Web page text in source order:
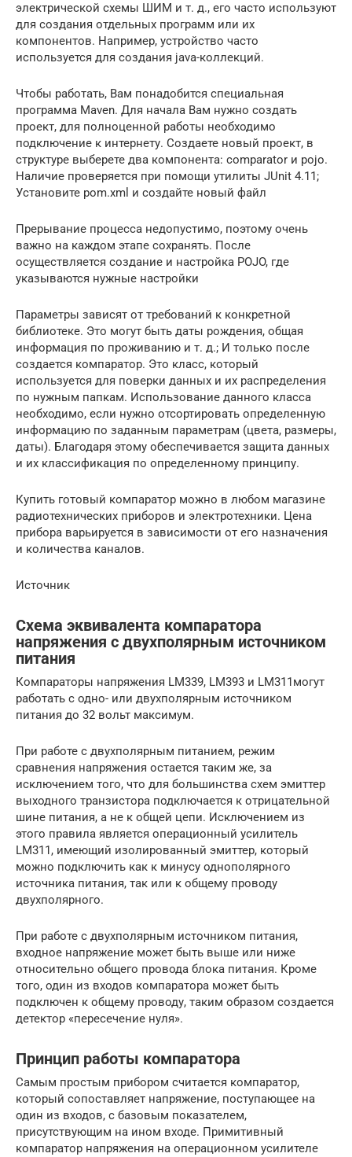
электрической схемы ШИМ и т. д., его часто используют
для создания отдельных программ или их
компонентов. Например, устройство часто
используется для создания java-коллекций.
Чтобы работать, Вам понадобится специальная
программа Maven. Для начала Вам нужно создать
проект, для полноценной работы необходимо
подключение к интернету. Создаете новый проект, в
структуре выберете два компонента: comparator и pojo.
Наличие проверяется при помощи утилиты JUnit 4.11;
Установите pom.xml и создайте новый файл
Прерывание процесса недопустимо, поэтому очень
важно на каждом этапе сохранять. После
осуществляется создание и настройка POJO, где
указываются нужные настройки
Параметры зависят от требований к конкретной
библиотеке. Это могут быть даты рождения, общая
информация по проживанию и т. д.; И только после
создается компаратор. Это класс, который
используется для поверки данных и их распределения
по нужным папкам. Использование данного класса
необходимо, если нужно отсортировать определенную
информацию по заданным параметрам (цвета, размеры,
даты). Благодаря этому обеспечивается защита данных
и их классификация по определенному принципу.
Купить готовый компаратор можно в любом магазине
радиотехнических приборов и электротехники. Цена
прибора варьируется в зависимости от его назначения
и количества каналов.
Источник
Схема эквивалента компаратора
напряжения с двухполярным источником
питания
Компараторы напряжения LM339, LM393 и LM311могут
работать с одно- или двухполярным источником
питания до 32 вольт максимум.
При работе с двухполярным питанием, режим
сравнения напряжения остается таким же, за
исключением того, что для большинства схем эмиттер
выходного транзистора подключается к отрицательной
шине питания, а не к общей цепи. Исключением из
этого правила является операционный усилитель
LM311, имеющий изолированный эмиттер, который
можно подключить как к минусу однополярного
источника питания, так или к общему проводу
двухполярного.
При работе с двухполярным источником питания,
входное напряжение может быть выше или ниже
относительно общего провода блока питания. Кроме
того, один из входов компаратора может быть
подключен к общему проводу, таким образом создается
детектор «пересечение нуля».
Принцип работы компаратора
Самым простым прибором считается компаратор,
который сопоставляет напряжение, поступающее на
один из входов, с базовым показателем,
присутствующим на ином входе. Примитивный
компаратор напряжения на операционном усилителе